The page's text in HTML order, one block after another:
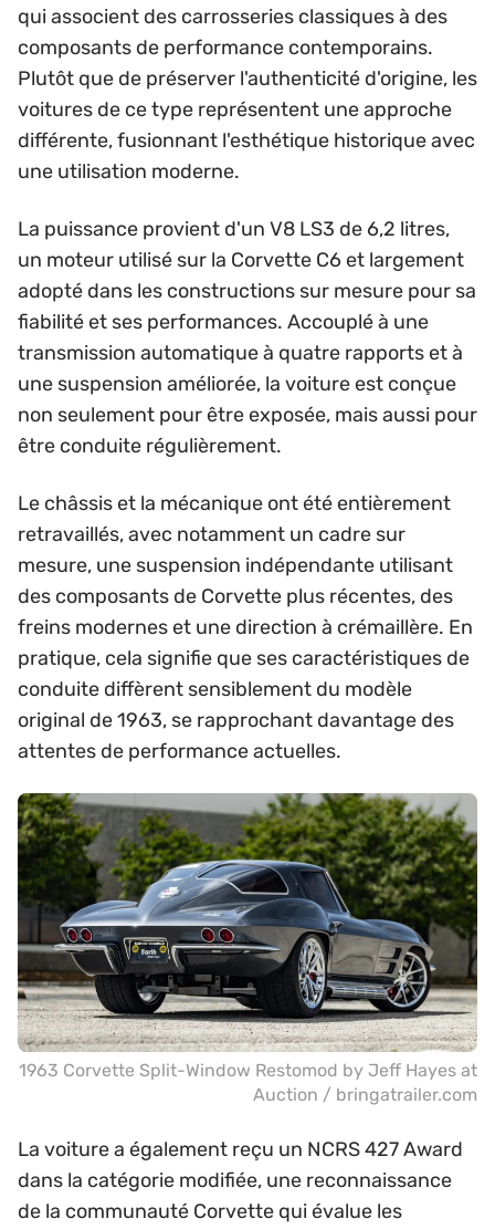
qui associent des carrosseries classiques à des
composants de performance contemporains.
Plutôt que de préserver l'authenticité d'origine, les
voitures de ce type représentent une approche
différente, fusionnant l'esthétique historique avec
une utilisation moderne.
La puissance provient d'un V8 LS3 de 6,2 litres,
un moteur utilisé sur la Corvette C6 et largement
adopté dans les constructions sur mesure pour sa
fiabilité et ses performances. Accouplé à une
transmission automatique à quatre rapports et à
une suspension améliorée, la voiture est conçue
non seulement pour être exposée, mais aussi pour
être conduite régulièrement.
Le châssis et la mécanique ont été entièrement
retravaillés, avec notamment un cadre sur
mesure, une suspension indépendante utilisant
des composants de Corvette plus récentes, des
freins modernes et une direction à crémaillère. En
pratique, cela signifie que ses caractéristiques de
conduite diffèrent sensiblement du modèle
original de 1963, se rapprochant davantage des
attentes de performance actuelles.
1963 Corvette Split-Window Restomod by Jeff Hayes at
Auction / bringatrailer.com
La voiture a également reçu un NCRS 427 Award
dans la catégorie modifiée, une reconnaissance
de la communauté Corvette qui évalue les